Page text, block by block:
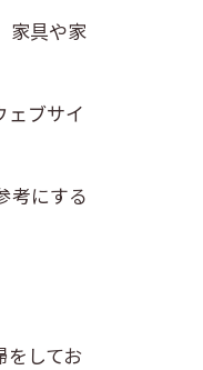
家具や家
ェブサイ
考にする
してお